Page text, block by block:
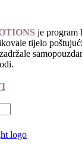
je program
tijelo